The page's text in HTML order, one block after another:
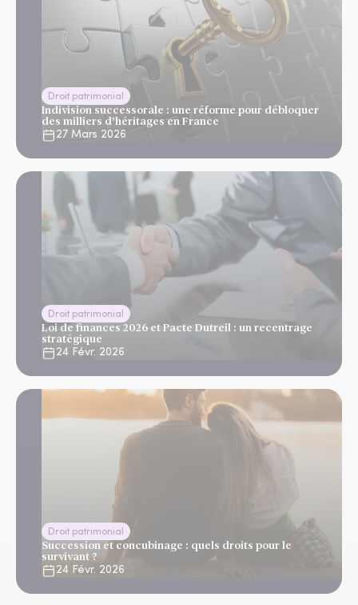
Droit patrimonial
Indivision successorale : une réforme pour débloquer
des milliers d’héritages en France
27 Mars 2026
Droit patrimonial
Loi de finances 2026 et Pacte Dutreil : un recentrage
stratégique
24 Févr. 2026
Droit patrimonial
Succession et concubinage : quels droits pour le
survivant ?
24 Févr. 2026